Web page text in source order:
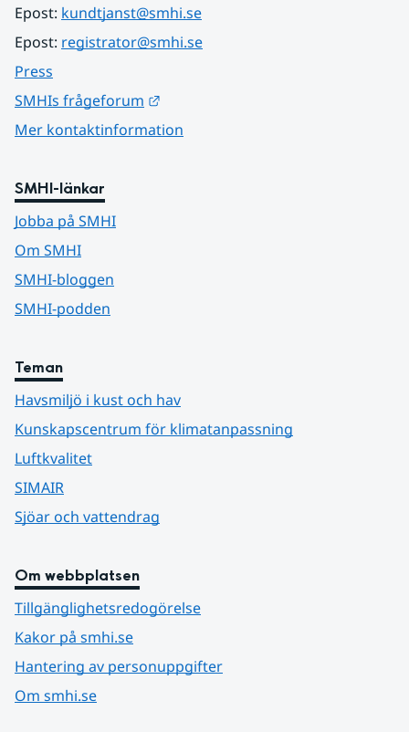
Epost: kundtjanst@smhi.se
Epost: registrator@smhi.se
Press
SMHIs frågeforum
Mer kontaktinformation
SMHI-länkar
Jobba på SMHI
Om SMHI
SMHI-bloggen
SMHI-podden
Teman
Havsmiljö i kust och hav
Kunskapscentrum för klimatanpassning
Luftkvalitet
SIMAIR
Sjöar och vattendrag
Om webbplatsen
Tillgänglighetsredogörelse
Kakor på smhi.se
Hantering av personuppgifter
Om smhi.se